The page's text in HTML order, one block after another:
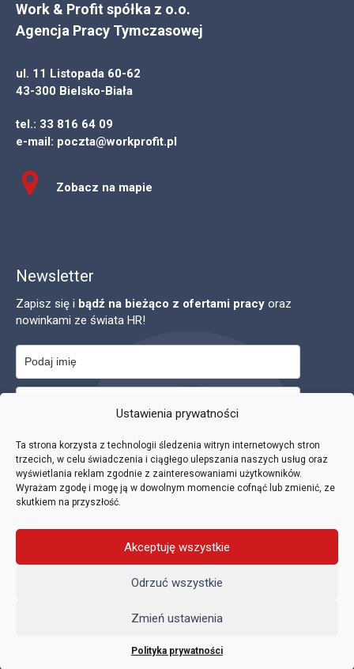
Ustawienia prywatności
Ta strona korzysta z technologii śledzenia witryn internetowych stron
trzecich, w celu świadczenia i ciągłego ulepszania naszych usług oraz
wyświetlania reklam zgodnie z zainteresowaniami użytkowników.
Wyrażam zgodę i mogę ją w dowolnym momencie cofnąć lub zmienić, ze
skutkiem na przyszłość.
Akceptuję wszystkie
Odrzuć wszystkie
Zmień ustawienia
Polityka prywatności
Work & Profit spółka z o.o.
Agencja Pracy Tymczasowej
ul. 11 Listopada 60-62
43-300 Bielsko-Biała
tel.: 33 816 64 09
e-mail: poczta@workprofit.pl
Zobacz na mapie
Newsletter
Zapisz się i bądź na bieżąco z ofertami pracy oraz
nowinkami ze świata HR!
Zapisuję się na newsletter i akceptujępolitykę prywatności.
Zapisuję się
Polityka prywatności